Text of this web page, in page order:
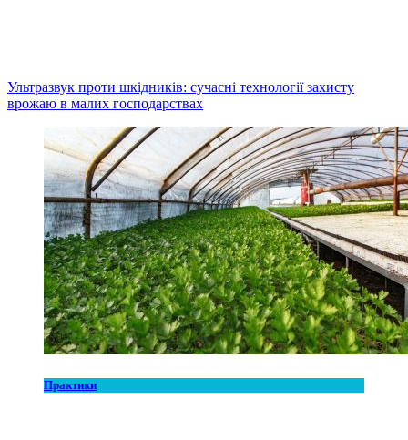
Ультразвук проти шкідників: сучасні технології захисту
врожаю в малих господарствах
Практики